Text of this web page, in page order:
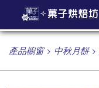
產品櫥窗 中秋月餅